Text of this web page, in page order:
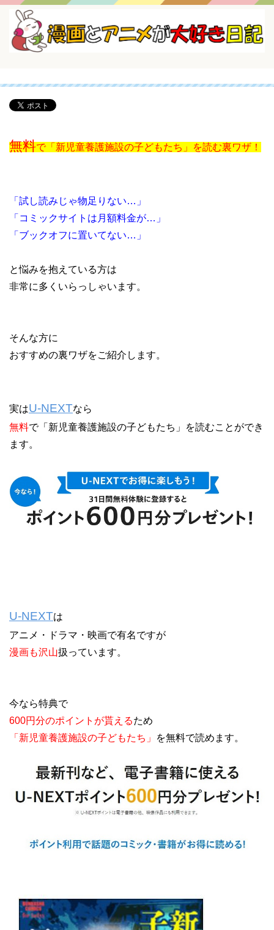
無料で「新児童養護施設の子どもたち」を読む裏ワザ！
「試し読みじゃ物足りない…」
「コミックサイトは月額料金が…」
「ブックオフに置いてない…」
と悩みを抱えている方は
非常に多くいらっしゃいます。
そんな方に
おすすめの裏ワザをご紹介します。
実はU-NEXTなら
無料で「新児童養護施設の子どもたち」を読むことができ
ます。
U-NEXTは
アニメ・ドラマ・映画で有名ですが
漫画も沢山扱っています。
今なら特典で
600円分のポイントが貰えるため
「新児童養護施設の子どもたち」
を無料で読めます。